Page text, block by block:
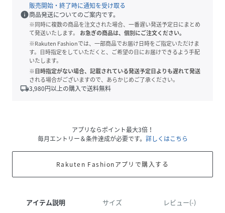
販売開始・終了時に通知を受け取る
info商品発送についてのご案内です。
※同時に複数の商品を注文された場合、一番遅い発送予定日にまとめ
て発送いたします。
お急ぎの商品は、個別にご注文ください。
※Rakuten Fashionでは、一部商品でお届け日時をご指定いただけま
す。日時指定をしていただくと、ご希望の日にお届けできるよう手配
いたします。
※日時指定がない場合、記載されている発送予定日よりも遅れて発送
される場合がございますので、あらかじめご了承ください。
local_shipping3,980円以上の購入で送料無料
アプリならポイント最大3倍！
毎月エントリー＆条件達成が必要です。 詳しくはこちら
Rakuten Fashionアプリで購入する
アイテム説明 サイズ レビュー(-)